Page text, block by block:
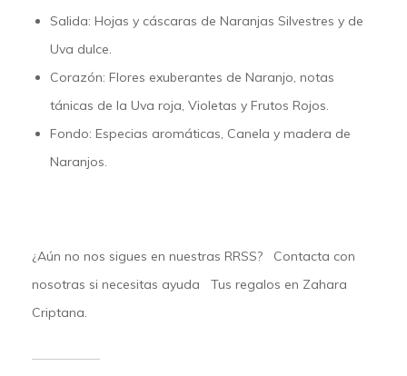
Salida: Hojas y cáscaras de Naranjas Silvestres y de
Uva dulce.
Corazón: Flores exuberantes de Naranjo, notas
tánicas de la Uva roja, Violetas y Frutos Rojos.
Fondo: Especias aromáticas, Canela y madera de
Naranjos.
¿Aún no nos sigues en nuestras RRSS? Contacta con
nosotras si necesitas ayuda Tus regalos en Zahara
Criptana.